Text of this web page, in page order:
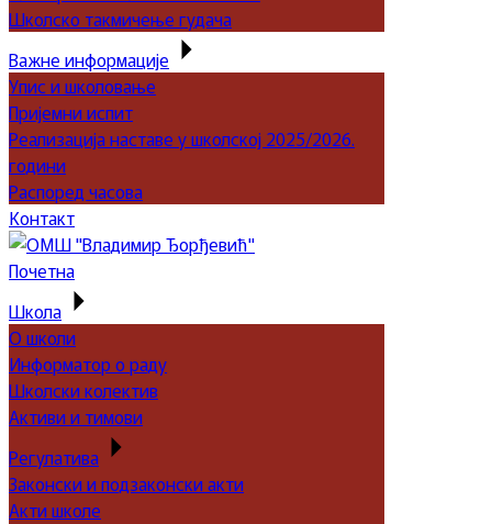
Школско такмичење гудача
Важне информације
Упис и школовање
Пријемни испит
Реализација наставе у школској 2025/2026.
години
Распоред часова
Контакт
Почетна
Школа
О школи
Информатор о раду
Школски колектив
Активи и тимови
Регулатива
Законски и подзаконски акти
Акти школе